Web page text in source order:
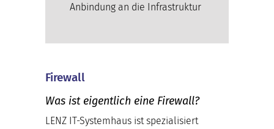
Anbindung an die Infrastruktur
Firewall
Was ist eigentlich eine Firewall?
LENZ IT-Systemhaus ist spezialisiert